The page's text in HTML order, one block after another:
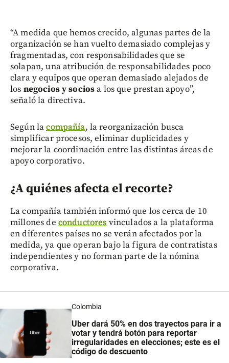
“A medida que hemos crecido, algunas partes de la
organización se han vuelto demasiado complejas y
fragmentadas, con responsabilidades que se
solapan, una atribución de responsabilidades poco
clara y equipos que operan demasiado alejados de
los negocios y sociosa los que prestan apoyo”,
señaló la directiva.
Según lacompañía, la reorganización busca
simplificar procesos, eliminar duplicidades y
mejorar la coordinación entre las distintas áreas de
apoyo corporativo.
¿A quiénes afecta el recorte?
La compañía también informó que los cerca de 10
millones de conductores vinculados a la plataforma
en diferentes países no se verán afectados por la
medida, ya que operan bajo la figura de contratistas
independientes y no forman parte de la nómina
corporativa.
Colombia
Uber dará 50% en dos trayectos para ir a
votar y tendrá botón para reportar
irregularidades en elecciones; este es el
código de descuento